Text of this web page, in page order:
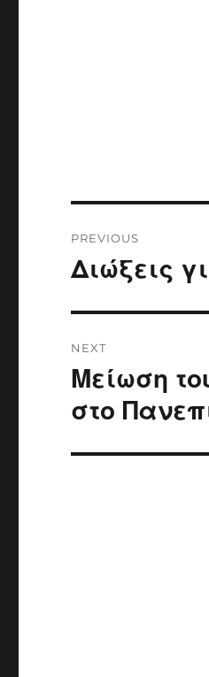
navigation
PREVIOUS
Previous
Διώξεις
NEXT
Next
Μείωση
στο